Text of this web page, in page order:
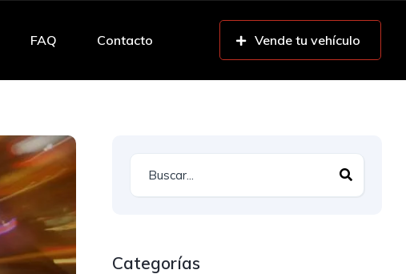
FAQ Contacto Vende tu vehículo
Categorías